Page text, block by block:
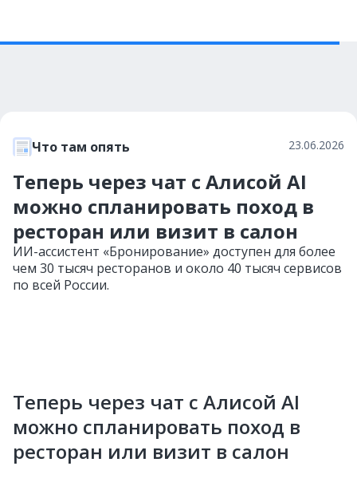
Что там опять 23.06.2026
Теперь через чат с Алисой AI
можно спланировать поход в
ресторан или визит в салон
ИИ-ассистент «Бронирование» доступен для более
чем 30 тысяч ресторанов и около 40 тысяч сервисов
по всей России.
Теперь через чат с Алисой AI
можно спланировать поход в
ресторан или визит в салон